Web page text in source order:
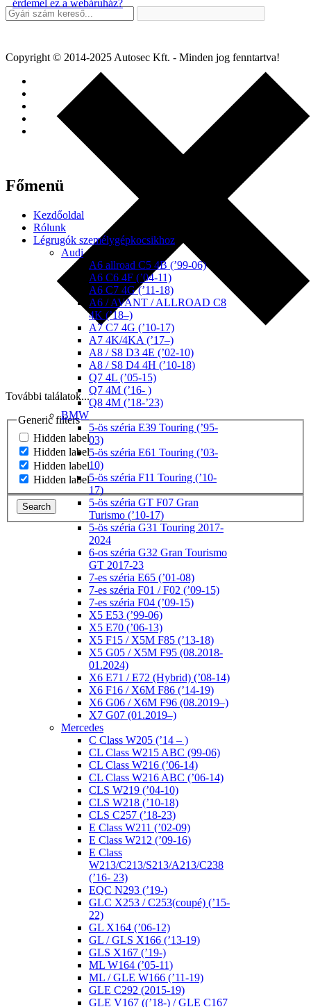
További találatok...
Generic filters
Hidden label
Hidden label
Hidden label
Hidden label
Search
Copyright © 2014-2025 Autosec Kft. - Minden jog fenntartva!
Főmenü
Kezdőoldal
Rólunk
Légrugók személygépkocsikhoz
Audi
A6 allroad C5 4B (’99-06)
A6 C6 4F (’04-11)
A6 C7 4G (’11-18)
A6 / AVANT / ALLROAD C8
4K (’18–)
A7 C7 4G (’10-17)
A7 4K/4KA (’17–)
A8 / S8 D3 4E (’02-10)
A8 / S8 D4 4H (’10-18)
Q7 4L (’05-15)
Q7 4M (’16- )
Q8 4M (’18-’23)
BMW
5-ös széria E39 Touring (’95-
03)
5-ös széria E61 Touring (’03-
10)
5-ös széria F11 Touring (’10-
17)
5-ös széria GT F07 Gran
Turismo (’10-17)
5-ös széria G31 Touring 2017-
2024
6-os széria G32 Gran Tourismo
GT 2017-23
7-es széria E65 (’01-08)
7-es széria F01 / F02 (’09-15)
7-es széria F04 (’09-15)
X5 E53 (’99-06)
X5 E70 (’06-13)
X5 F15 / X5M F85 (’13-18)
X5 G05 / X5M F95 (08.2018-
01.2024)
X6 E71 / E72 (Hybrid) (’08-14)
X6 F16 / X6M F86 (’14-19)
X6 G06 / X6M F96 (08.2019–)
X7 G07 (01.2019–)
Mercedes
C Class W205 (’14 – )
CL Class W215 ABC (99-06)
CL Class W216 (’06-14)
CL Class W216 ABC (’06-14)
CLS W219 (’04-10)
CLS W218 (’10-18)
CLS C257 (’18-23)
E Class W211 (’02-09)
E Class W212 (’09-16)
E Class
W213/C213/S213/A213/C238
(’16- 23)
EQC N293 (’19-)
GLC X253 / C253(coupé) (’15-
22)
GL X164 (’06-12)
GL / GLS X166 (’13-19)
GLS X167 (’19-)
ML W164 (’05-11)
ML / GLE W166 (’11-19)
GLE C292 (2015-19)
GLE V167 ((’18-) / GLE C167